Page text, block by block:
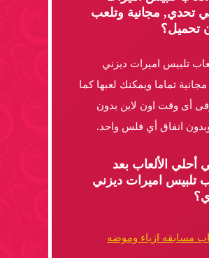
تحدي, مجانية وتلعب
تحميل؟
تلبيس اميرات ديزني
تماما ويمكنك لعبها كما
أى وقت اون لاين بدون
انفاق أي فلس واحد.
أحلي الألعاب بعد
تلبيس اميرات ديزني
مسابقه ازياء وموضه